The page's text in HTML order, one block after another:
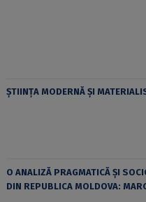
ȘTIINȚA MODERNĂ ȘI
O ANALIZĂ PRAGMATICĂ ȘI
DIN REPUBLICA MOLDOVA: